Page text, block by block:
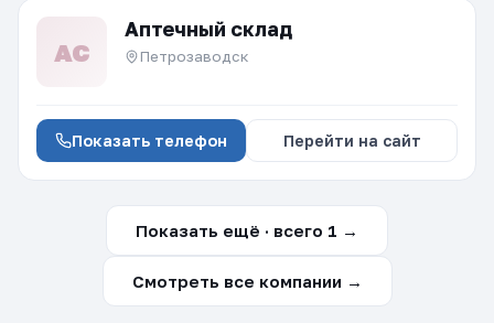
АС
Аптечный склад
Петрозаводск
Показать телефон Перейти на сайт
Показать ещё · всего 1 →
Смотреть все компании →